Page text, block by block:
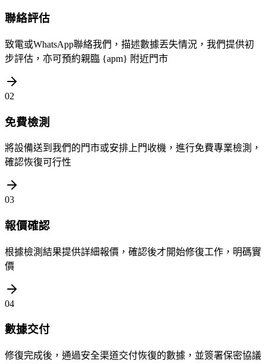
聯絡評估
致電或WhatsApp聯絡我們，描述數據丟失情況，我們提供初
步評估，亦可預約親臨 {apm} 附近門市
02
免費檢測
將設備送到我們的門市或安排上門收機，進行免費專業檢測，
確認恢復可行性
03
報價確認
根據檢測結果提供詳細報價，確認後才開始修復工作，明碼實
價
04
數據交付
修復完成後，通過安全渠道交付恢復的數據，並簽署保密協議